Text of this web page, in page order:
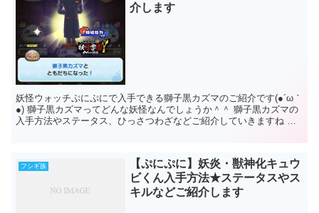
介します
妖怪ウォッチぷにぷにで入手できる獅子黒カズマのご紹介です(●´ω｀
●) 獅子黒カズマってどんな妖怪なんでしょうか＾＾ 獅子黒カズマの
入手方法やステータス、ひっさつわざなどご紹介していきますね 妖
フシギ族
【ぷにぷに】妖炎・獣神化キュウ
ビくん入手方法★ステータスやス
キルなどご紹介します